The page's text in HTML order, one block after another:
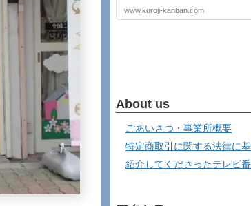
www.kuroji-kanban.com
About us
ごあいさつ・事業所概要
特定商取引に関する法律に
紹介してくださったテレビ